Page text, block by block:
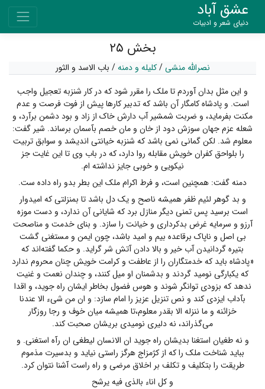
عشق آباد
دنیای شعر و ادبیات
بخش ۲۵
نصرالله منشی/کلیله و دمنه / باب الاسد و الثور
و این مثل بدان آوردم تا ملک را مقرر شود که در کار شنزبه تعجیل واجب
است. و پادشاه کامگار آن باشد که تدبیر کارها پیش از فوت فرصت و عدم
مکنت بفرماید، و ضربت شمشیر آب دارش خاک از زاد و بود دشمن برآرد، و
شعله عزم جهان سوزش دود از خان و مان خصم بآسمان برساند. شیر گفت:
معلوم شد. لکن گمانی نمی باشد که شنزبه خیانتی اندیشد و سوابق تربیت
را بلواحق کفران خویش مقابله روا دارد، که در باب وی تا این غایت جز
نیکویی و خوبی جایز نداشته ام.
دمنه گفت: همچنین است، و فرط اکرام ملک این بطر بدو راه داده ست.
و بد گوهر لئیم ظفر همیشه ناصح و یک دل باشد تا بمنزلتی که امیدوار
است برسید پس تمنی دیگر منازل برد که شایانی آن ندارد، و دست موزه
آرزو و سرمایه غرض بدکرداری و خیانت را سازد. و بنای خدمت و مناصحت
بی اصل و ناپاک برقاعده بیم و امید باشد، چون ایمن و مستغنی گشت
بتیره گردانیدن آب خیر و بالا دادن آتش شر گراید. و حکما گفته‌اند که
«پادشاه باید که خدمتگاران را از عاطفت و کرامت خویش چنان محروم ندارد
که یکبارگی نومید گردند و بدشمنان او میل کنند، و چندان نعمت و غنیت
ندهد که بزودی توانگر شوند و هوس فضول بخاطر ایشان راه جوید، و اقدا
بآداب ایزدی کند و نص تنزیل عزیز را امام سازد: و ان من شیء الا عندنا
خزائنه و ما ننزله الا بقدر معلوم،تا همیشه میان خوف و رجا روزگار
می‌گذراند، نه دلیری نومیدی بریشان صحبت کند.
و نه طغیان استغنا بدیشان راه جوید ان الانسان لیطغی ان رآه استغنی. و
بباید شناخت ملک را که از کژمزاج هرگز راستی نیاید و بدسیرت مذموم
طریقت را بتکلیف و تکلف بر اخلاق مرضی و راه راست آشنا نتوان کرد.
و کل اناء بالذی فیه یرشح